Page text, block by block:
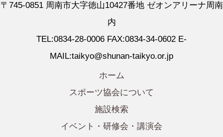
〒745-0851 周南市大字徳山10427番地 ゼオンアリーナ周南
内
TEL:0834-28-0006 FAX:0834-34-0602 E-
MAIL:taikyo@shunan-taikyo.or.jp
ホーム
スポーツ協会について
施設検索
イベント・研修会・講演会